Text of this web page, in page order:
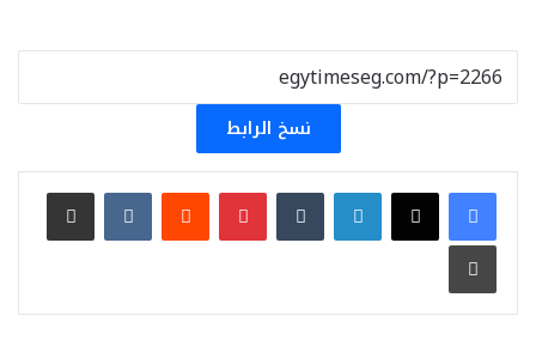
نسخ الرابط
لينكدإن بينتيريست
مشاركة عبر البريد
طباعة